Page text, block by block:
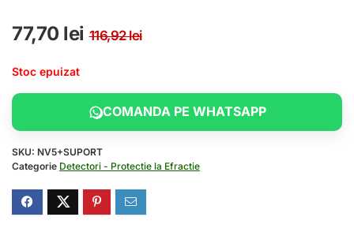
116,92leiPrețul inițial a fost:
77,70 lei Prețul curent este:
Stoc epuizat
COMANDA PE WHATSAPP
SKU: NV5+SUPORT
Categorie Detectori - Protectie la Efractie